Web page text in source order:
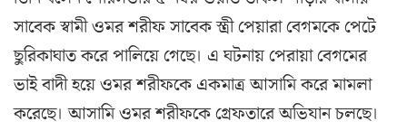
সা‌বেক স্বামী ওমর শরীফ সাবেক স্ত্রী পেয়ারা বেগমকে পেটে
ছুরিকাঘাত করে পালিয়ে গেছে। এ ঘটনায় পেরায়া বেগমের
ভাই বাদী হয়ে ওমর শরীফকে একমাত্র আসামি করে মামলা
করেছে। আসামি ওমর শরীফকে গ্রেফতারে অভিযান চলছে।